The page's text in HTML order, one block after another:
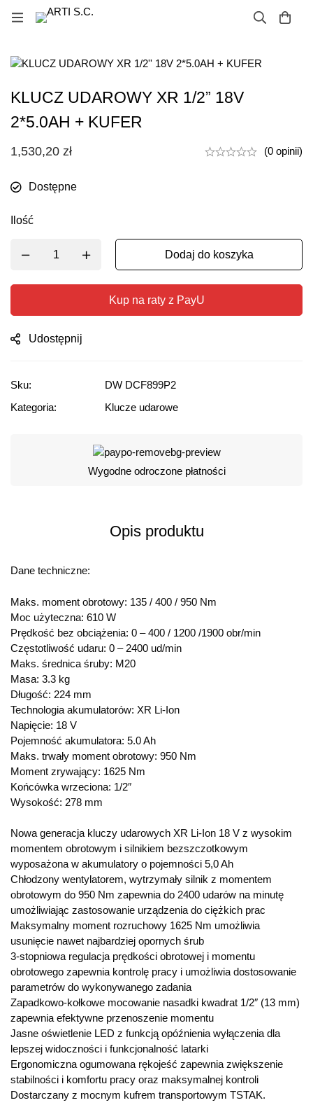
KLUCZ UDAROWY XR 1/2” 18V
2*5.0AH + KUFER
1,530,20 zł (0 opinii)
Dostępne
Ilość
Dodaj do koszyka
Kup na raty z PayU
Udostępnij
Sku:
DW DCF899P2
Kategoria:
Klucze udarowe
Wygodne odroczone płatności
Opis produktu
Dane techniczne:
Maks. moment obrotowy: 135 / 400 / 950 Nm
Moc użyteczna: 610 W
Prędkość bez obciążenia: 0 – 400 / 1200 /1900 obr/min
Częstotliwość udaru: 0 – 2400 ud/min
Maks. średnica śruby: M20
Masa: 3.3 kg
Długość: 224 mm
Technologia akumulatorów: XR Li-Ion
Napięcie: 18 V
Pojemność akumulatora: 5.0 Ah
Maks. trwały moment obrotowy: 950 Nm
Moment zrywający: 1625 Nm
Końcówka wrzeciona: 1/2″
Wysokość: 278 mm
Nowa generacja kluczy udarowych XR Li-Ion 18 V z wysokim
momentem obrotowym i silnikiem bezszczotkowym
wyposażona w akumulatory o pojemności 5,0 Ah
Chłodzony wentylatorem, wytrzymały silnik z momentem
obrotowym do 950 Nm zapewnia do 2400 udarów na minutę
umożliwiając zastosowanie urządzenia do ciężkich prac
Maksymalny moment rozruchowy 1625 Nm umożliwia
usunięcie nawet najbardziej opornych śrub
3-stopniowa regulacja prędkości obrotowej i momentu
obrotowego zapewnia kontrolę pracy i umożliwia dostosowanie
parametrów do wykonywanego zadania
Zapadkowo-kołkowe mocowanie nasadki kwadrat 1/2″ (13 mm)
zapewnia efektywne przenoszenie momentu
Jasne oświetlenie LED z funkcją opóźnienia wyłączenia dla
lepszej widoczności i funkcjonalność latarki
Ergonomiczna ogumowana rękojeść zapewnia zwiększenie
stabilności i komfortu pracy oraz maksymalnej kontroli
Dostarczany z mocnym kufrem transportowym TSTAK.